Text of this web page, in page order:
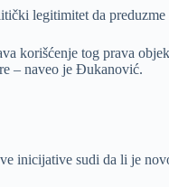
legitimitet da
korišćenje tog prava
– naveo je Đukanović.
inicijative sudi da li je